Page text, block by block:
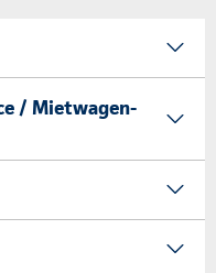
/ Mietwagen-